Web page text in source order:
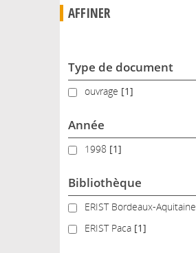
AFFINER
Type de document
ouvrageouvrage [1]
Année
19981998 [1]
Bibliothèque
ERIST Bordeaux-Aquitaine
ERIST Bordeaux-Aquitaine
ERIST Paca
ERIST Paca [1]